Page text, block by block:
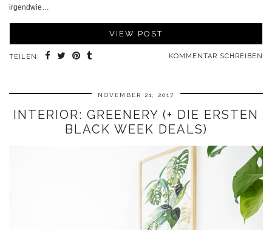
irgendwie…
VIEW POST
TEILEN: KOMMENTAR SCHREIBEN
NOVEMBER 21, 2017
INTERIOR: GREENERY (+ DIE ERSTEN
BLACK WEEK DEALS)